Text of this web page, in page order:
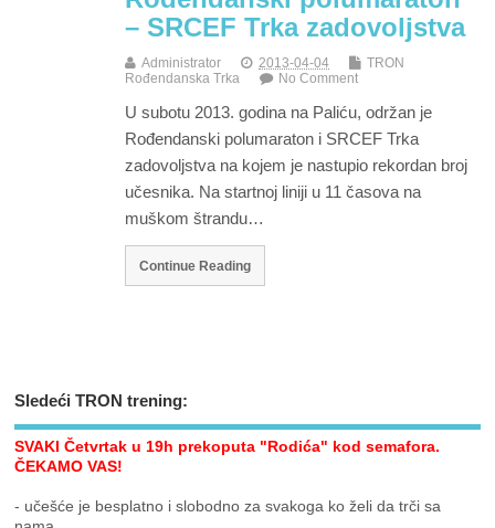
– SRCEF Trka zadovoljstva
Administrator 2013-04-04
TRON
Rođendanska Trka
No Comment
U subotu 2013. godina na Paliću, održan je
Rođendanski polumaraton i SRCEF Trka
zadovoljstva na kojem je nastupio rekordan broj
učesnika. Na startnoj liniji u 11 časova na
muškom štrandu…
Continue Reading
Sledeći TRON trening:
SVAKI Četvrtak u 19h prekoputa "Rodića" kod semafora.
ČEKAMO VAS!
- učešće je besplatno i slobodno za svakoga ko želi da trči sa